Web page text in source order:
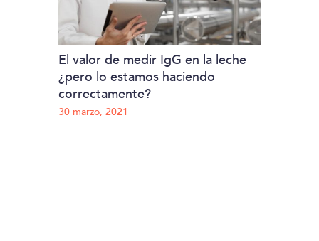
El valor de medir IgG en la leche
¿pero lo estamos haciendo
correctamente?
30 marzo, 2021